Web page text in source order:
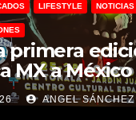
LIFESTYLE NOTICIAS
primera
MX a México
ANGEL SÁNCHEZ